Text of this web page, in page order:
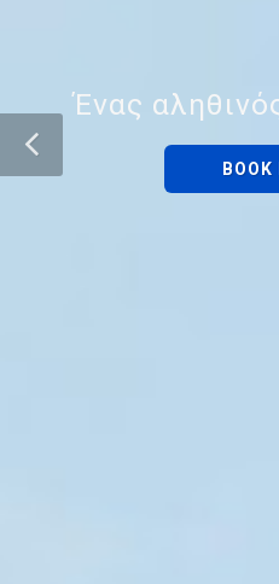
Ένας
BOOK